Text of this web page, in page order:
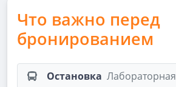
Что важно перед
бронированием
Остановка Лабораторная